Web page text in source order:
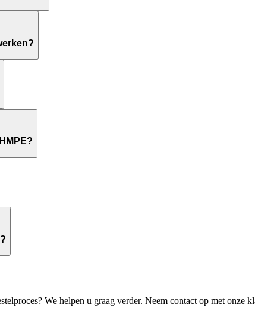
We helpen u graag verder. Neem contact op met onze